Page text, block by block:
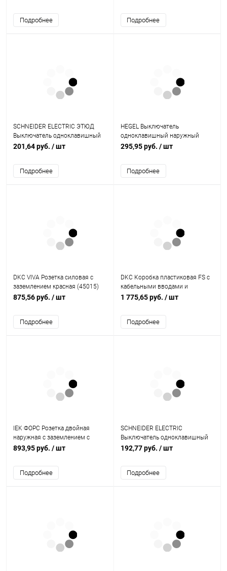
Подробнее Подробнее
SCHNEIDER ELECTRIC ЭТЮД
Выключатель одноклавишный
наружный белый сх.1 (BA10-
201,64 руб. / шт
Подробнее
HEGEL Выключатель
одноклавишный наружный
белый IP44 16А (ВА16-211)
295,95 руб. / шт
Подробнее
DKC VIVA Розетка силовая с
заземлением красная (45015)
875,56 руб. / шт
Подробнее
DKC Коробка пластиковая FS с
кабельными вводами и
клеммниками IP55
кв. (FSB11604)
1 775,65 руб. / шт
Подробнее
IEK ФОРС Розетка двойная
наружная с заземлением с
крышкой IP54 (РСб22-3-ФСр)
893,95 руб. / шт
Подробнее
SCHNEIDER ELECTRIC
Выключатель одноклавишный
ATLASDESIGN схема 1 10АХ
192,77 руб. / шт
Подробнее